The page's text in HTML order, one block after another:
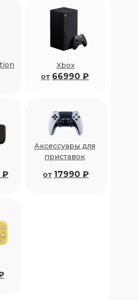
Аксессуары для
приставок
от 17990 ₽
₽
от 66990 ₽
Xbox